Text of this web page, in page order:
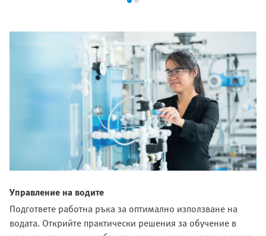
Управление на водите
Подгответе работна ръка за оптимално използване на
водата. Открийте практически решения за обучение в